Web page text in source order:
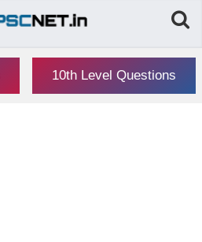
10th Level Questions